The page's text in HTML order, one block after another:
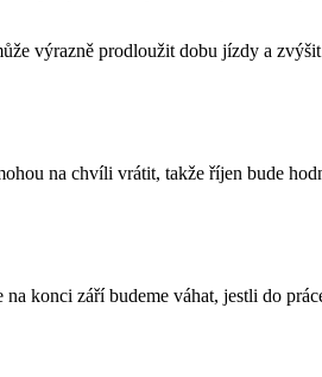
výrazně prodloužit dobu jízdy a
na chvíli vrátit, takže říjen bude
konci září budeme váhat, jestli do